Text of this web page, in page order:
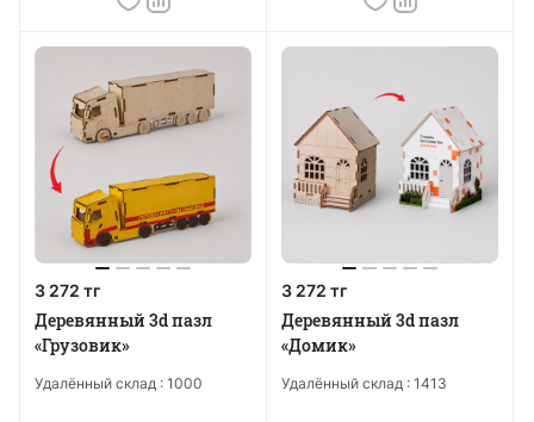
3 272 тг
Деревянный 3d пазл
«Грузовик»
Удалённый склад : 1000
3 272 тг
Деревянный 3d пазл
«Домик»
Удалённый склад : 1413